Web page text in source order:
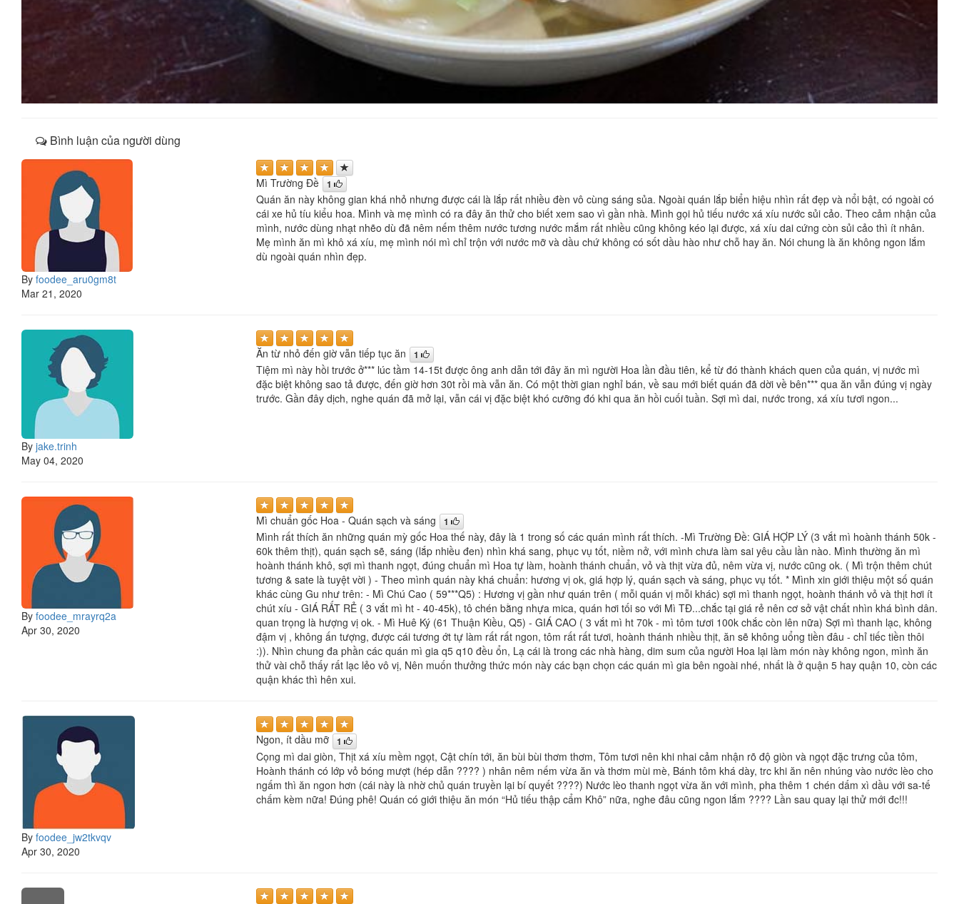
Bình luận của người dùng
By foodee_aru0gm8t
Mar 21, 2020
Mì Trường Đề 1
Quán ăn này không gian khá nhỏ nhưng được cái là lắp rất nhiều đèn vô cùng sáng sủa. Ngoài quán lắp biển hiệu nhìn rất đẹp và nổi bật, có ngoài có
cái xe hủ tíu kiểu hoa. Mình và mẹ mình có ra đây ăn thử cho biết xem sao vì gần nhà. Mình gọi hủ tiếu nước xá xíu nước sủi cảo. Theo cảm nhận của
mình, nước dùng nhạt nhẽo dù đã nêm nếm thêm nước tương nước mắm rất nhiều cũng không kéo lại được, xá xíu dai cứng còn sủi cảo thì ít nhân.
Mẹ mình ăn mì khô xá xíu, mẹ mình nói mì chỉ trộn với nước mỡ và dầu chứ không có sốt dầu hào như chỗ hay ăn. Nói chung là ăn không ngon lắm
dù ngoài quán nhìn đẹp.
By jake.trinh
May 04, 2020
Ăn từ nhỏ đến giờ vẫn tiếp tục ăn 1
Tiệm mì này hồi trước ở*** lúc tầm 14-15t được ông anh dẫn tới đây ăn mì người Hoa lần đầu tiên, kể từ đó thành khách quen của quán, vị nước mì
đặc biệt không sao tả được, đến giờ hơn 30t rồi mà vẫn ăn. Có một thời gian nghỉ bán, về sau mới biết quán đã dời về bên*** qua ăn vẫn đúng vị ngày
trước. Gần đây dịch, nghe quán đã mở lại, vẫn cái vị đặc biệt khó cưỡng đó khi qua ăn hồi cuối tuần. Sợi mì dai, nước trong, xá xíu tươi ngon...
By foodee_mrayrq2a
Apr 30, 2020
Mì chuẩn gốc Hoa - Quán sạch và sáng 1
Mình rất thích ăn những quán mỳ gốc Hoa thế này, đây là 1 trong số các quán mình rất thích. -Mì Trường Đề: GIÁ HỢP LÝ (3 vắt mì hoành thánh 50k -
60k thêm thịt), quán sạch sẽ, sáng (lắp nhiều đen) nhìn khá sang, phục vụ tốt, niềm nở, với mình chưa làm sai yêu cầu lần nào. Mình thường ăn mì
hoành thánh khô, sợi mì thanh ngọt, đúng chuẩn mì Hoa tự làm, hoành thánh chuẩn, vỏ và thịt vừa đủ, nêm vừa vị, nước cũng ok. ( Mì trộn thêm chút
tương & sate là tuyệt vời ) - Theo mình quán này khá chuẩn: hương vị ok, giá hợp lý, quán sạch và sáng, phục vụ tốt. * Mình xin giới thiệu một số quán
khác cùng Gu như trên: - Mì Chú Cao ( 59***Q5) : Hương vị gần như quán trên ( mỗi quán vị mỗi khác) sợi mì thanh ngọt, hoành thánh vỏ và thịt hơi ít
chút xíu - GIÁ RẤT RẺ ( 3 vắt mì ht - 40-45k), tô chén bằng nhựa mica, quán hơi tối so với Mì TĐ...chắc tại giá rẻ nên cơ sở vật chất nhìn khá bình dân.
quan trọng là hượng vị ok. - Mì Huê Ký (61 Thuận Kiều, Q5) - GIÁ CAO ( 3 vắt mì ht 70k - mì tôm tươi 100k chắc còn lên nữa) Sợi mì thanh lạc, không
đậm vị , không ấn tượng, được cái tương ớt tự làm rất rất ngon, tôm rất rất tươi, hoành thánh nhiều thịt, ăn sẽ không uổng tiền đâu - chỉ tiếc tiền thôi
:)). Nhìn chung đa phần các quán mì gia q5 q10 đều ổn, Lạ cái là trong các nhà hàng, dim sum của người Hoa lại làm món này không ngon, mình ăn
thử vài chỗ thấy rất lạc lẻo vô vị, Nên muốn thưởng thức món này các bạn chọn các quán mì gia bên ngoài nhé, nhất là ở quận 5 hay quận 10, còn các
quận khác thì hên xui.
By foodee_jw2tkvqv
Apr 30, 2020
Ngon, ít dầu mỡ 1
Cọng mì dai giòn, Thịt xá xíu mềm ngọt, Cật chín tới, ăn bùi bùi thơm thơm, Tôm tươi nên khi nhai cảm nhận rõ độ giòn và ngọt đặc trưng của tôm,
Hoành thánh có lớp vỏ bóng mượt (hép dẫn ???? ) nhân nêm nếm vừa ăn và thơm mùi mè, Bánh tôm khá dày, trc khi ăn nên nhúng vào nước lèo cho
ngấm thì ăn ngon hơn (cái này là nhờ chủ quán truyền lại bí quyết ????) Nước lèo thanh ngọt vừa ăn với mình, pha thêm 1 chén dấm xì dầu với sa-tế
chấm kèm nữa! Đúng phê! Quán có giới thiệu ăn món “Hủ tiếu thập cẩm Khô” nữa, nghe đâu cũng ngon lắm ???? Lần sau quay lại thử mới đc!!!